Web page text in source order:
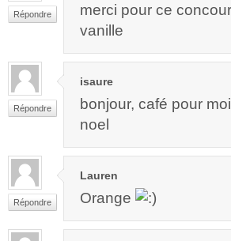
Répondre
merci pour ce
vanille
Répondre
isaure
bonjour, café pour
noel
Répondre
Lauren
Orange